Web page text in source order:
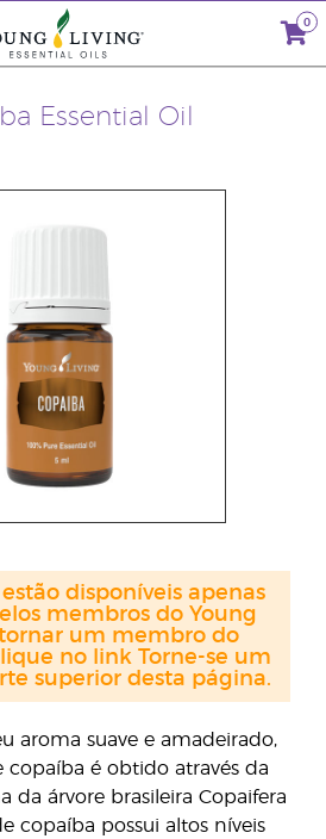
0
Essential Oil
aroma suave e amadeirado,
copaíba é obtido através da
da árvore brasileira Copaifera
copaíba possui altos níveis
disponíveis apenas
membros do Young
tornar um membro do
no link Torne-se um
superior desta página.